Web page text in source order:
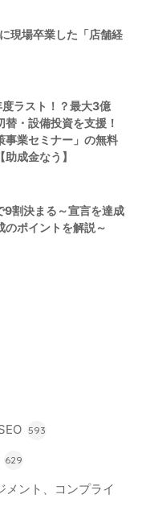
現場卒業した「店舗経
ラスト！？最大3億
・設備投資を支援！
事業セミナー」の無料
成金なう】
割決まる～宣言を達成
のポイントを解説～
593
629
メント、コンプライ